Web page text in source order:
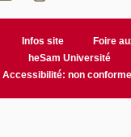
Infos site
Foire
heSam Université
Accessibilité: non conforme